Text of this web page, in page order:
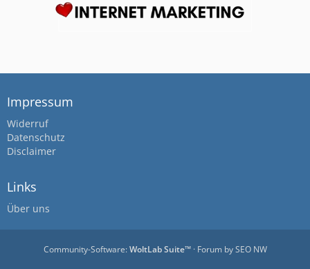
Impressum
Widerruf
Datenschutz
Disclaimer
Links
Über uns
Community-Software:WoltLab Suite™· Forum bySEO NW